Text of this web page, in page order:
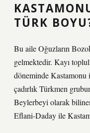
TÜRK
Bu aile Oğuzların
gelmektedir. Kayı
döneminde Kastamonu
çadırlık Türkmen
Beylerbeyi olarak
Eflani-Daday ile